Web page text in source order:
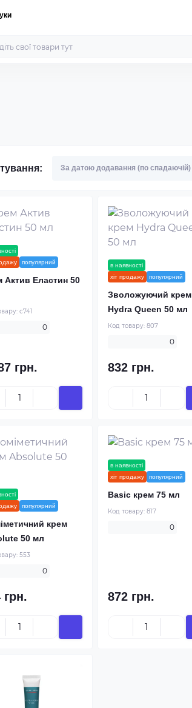
популярний
Актив Еластин 50
c741
0
грн.
в наявності
хіт продажу
популярний
Зволожуючий крем
Hydra Queen 50 мл
Код товару: 807
0
832 грн.
популярний
крем
50 мл
553
0
грн.
в наявності
хіт продажу
популярний
Basic крем 75 мл
Код товару: 817
0
872 грн.